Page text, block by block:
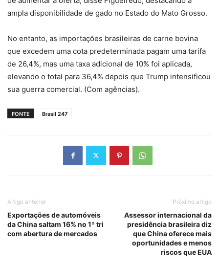
ampla disponibilidade de gado no Estado do Mato Grosso.
No entanto, as importações brasileiras de carne bovina
que excedem uma cota predeterminada pagam uma tarifa
de 26,4%, mas uma taxa adicional de 10% foi aplicada,
elevando o total para 36,4% depois que Trump intensificou
sua guerra comercial. (Com agências).
FONTE Brasil 247
Artigo anterior
Exportações de automóveis
da China saltam 16% no 1º tri
com abertura de mercados
Próximo artigo
Assessor internacional da
presidência brasileira diz
que China oferece mais
oportunidades e menos
riscos que EUA